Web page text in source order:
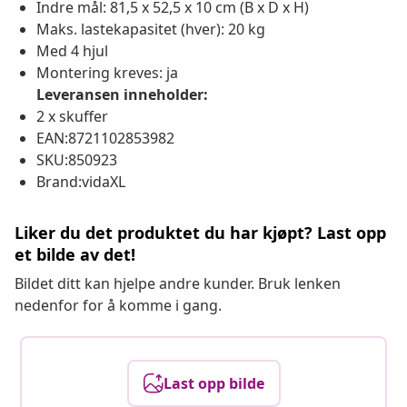
Indre mål: 81,5 x 52,5 x 10 cm (B x D x H)
Maks. lastekapasitet (hver): 20 kg
Med 4 hjul
Montering kreves: ja
Leveransen inneholder:
2 x skuffer
EAN:8721102853982
SKU:850923
Brand:vidaXL
Liker du det produktet du har kjøpt? Last opp
et bilde av det!
Bildet ditt kan hjelpe andre kunder. Bruk lenken
nedenfor for å komme i gang.
Last opp bilde